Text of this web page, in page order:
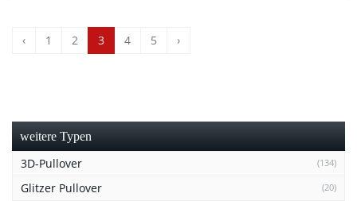
‹ 1 2 3 4 5 ›
weitere Typen
3D-Pullover (134)
Glitzer Pullover (20)